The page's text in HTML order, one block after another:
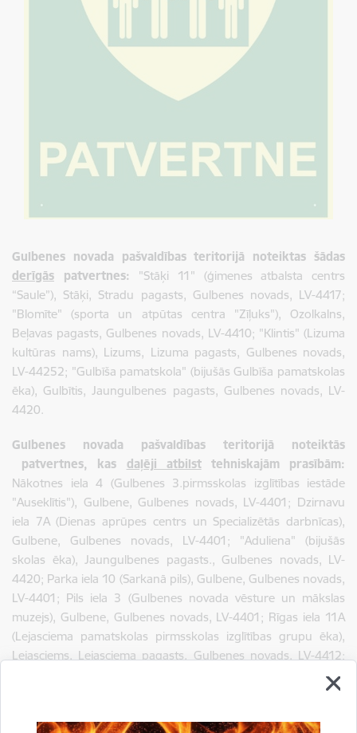
Gulbenes novada pašvaldības teritorijā noteiktas šādas
derīgās patvertnes: "Stāķi 11" (ģimenes atbalsta centrs
“Saule”), Stāķi, Stradu pagasts, Gulbenes novads, LV-4417;
"Blomīte" (sporta un atpūtas centra "Zīļuks"), Ozolkalns,
Beļavas pagasts, Gulbenes novads, LV-4410; "Klintis" (Lizuma
kultūras nams), Lizums, Lizuma pagasts, Gulbenes novads,
LV-44252; "Gulbīša pamatskola" (bijušās Gulbīša pamatskolas
ēka), Gulbītis, Jaungulbenes pagasts, Gulbenes novads, LV-
4420.
Gulbenes novada pašvaldības teritorijā noteiktās
patvertnes, kas daļēji atbilsttehniskajām prasībām:
Nākotnes iela 4 (Gulbenes 3.pirmsskolas izglītības iestāde
"Auseklītis"), Gulbene, Gulbenes novads, LV-4401; Dzirnavu
iela 7A (Dienas aprūpes centrs un Specializētās darbnīcas),
Gulbene, Gulbenes novads, LV-4401; "Aduliena" (bijušās
skolas ēka), Jaungulbenes pagasts., Gulbenes novads, LV-
4420; Parka iela 10 (Sarkanā pils), Gulbene, Gulbenes novads,
LV-4401; Pils iela 3 (Gulbenes novada vēsture un mākslas
muzejs), Gulbene, Gulbenes novads, LV-4401; Rīgas iela 11A
(Lejasciema pamatskolas pirmsskolas izglītības grupu ēka),
Lejasciems, Lejasciema pagasts, Gulbenes novads, LV-4412;
Ekspozīcija kordiriģentiem Imantam un Gido
, Ozolkalns, Beļavas pagasts, Gulbenes novads, LV-